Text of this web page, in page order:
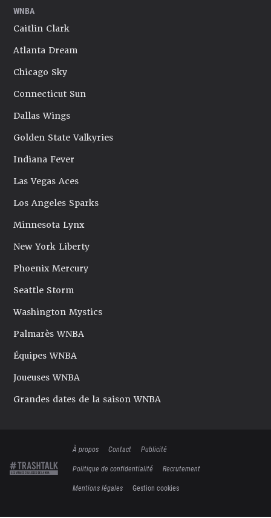
WNBA
Caitlin Clark
Atlanta Dream
Chicago Sky
Connecticut Sun
Dallas Wings
Golden State Valkyries
Indiana Fever
Las Vegas Aces
Los Angeles Sparks
Minnesota Lynx
New York Liberty
Phoenix Mercury
Seattle Storm
Washington Mystics
Palmarès WNBA
Équipes WNBA
Joueuses WNBA
Grandes dates de la saison WNBA
À propos Contact
Publicité
Politique de confidentialité
Recrutement
Mentions légales
Gestion cookies